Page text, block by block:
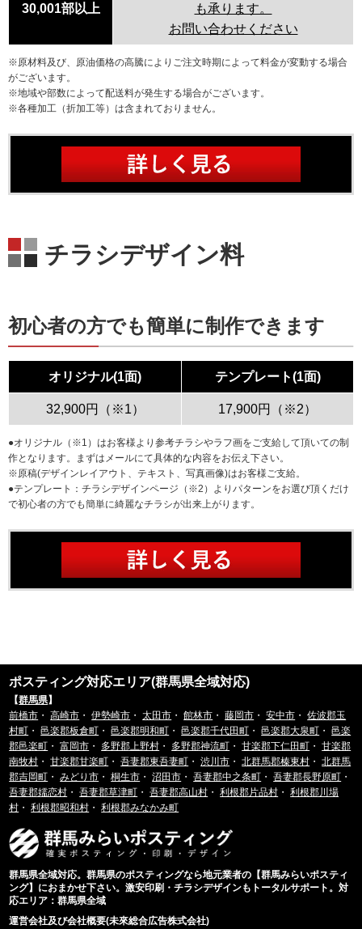
30,001部以上
も承ります。
お問い合わせください
※原材料及び、原油価格の高騰によりご注文時期によって料金が変動する場合
がございます。
※地域や部数によって配送料が発生する場合がございます。
※各種加工（折加工等）は含まれておりません。
チラシデザイン料
初心者の方でも簡単に制作できます
オリジナル(1面) テンプレート(1面)
32,900円（※1） 17,900円（※2）
●オリジナル（※1）はお客様より参考チラシやラフ画をご支給して頂いての制
作となります。まずはメールにて具体的な内容をお伝え下さい。
※原稿(デザインレイアウト、テキスト、写真画像)はお客様ご支給。
●テンプレート： チラシデザインページ （※2）よりパターンをお選び頂くだけ
で初心者の方でも簡単に綺麗なチラシが出来上がります。
ポスティング対応エリア(群馬県全域対応)
【群馬県】
前橋市 ・高崎市 ・伊勢崎市 ・太田市 ・館林市 ・藤岡市 ・安中市 ・佐波郡玉
村町 ・邑楽郡板倉町 ・邑楽郡明和町 ・邑楽郡千代田町 ・邑楽郡大泉町 ・邑楽
郡邑楽町 ・富岡市 ・ 多野郡上野村 ・ 多野郡神流町 ・甘楽郡下仁田町 ・甘楽郡
南牧村 ・甘楽郡甘楽町 ・吾妻郡東吾妻町 ・渋川市 ・北群馬郡榛東村 ・北群馬
郡吉岡町 ・みどり市 ・桐生市 ・沼田市 ・吾妻郡中之条町 ・吾妻郡長野原町 ・
吾妻郡嬬恋村 ・吾妻郡草津町 ・吾妻郡高山村 ・利根郡片品村 ・利根郡川場
村 ・利根郡昭和村 ・利根郡みなかみ町
群馬県全域対応。群馬県のポスティングなら地元業者の【群馬みらいポスティ
ング】におまかせ下さい。激安印刷・チラシデザインもトータルサポート。対
応エリア：群馬県全域
運営会社及び会社概要(未來総合広告株式会社)